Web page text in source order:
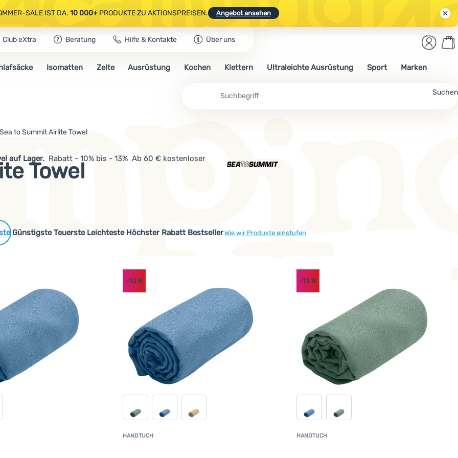
SALE IST DA. 10 000+PRODUKTE ZU AKTIONSPREISEN. Angebot ansehen
CAMPING- & WANDERAUSRÜSTUNG.CODE OUT10 NUTZEN.
SALE IST DA.10 000+PRODUKTE ZU AKTIONSPREISEN. Angebot ansehen
Club eXtra Beratung Hilfe & Kontakte Über uns
Suchen
Anmelden
Isomatten Zelte Ausrüstung Kochen Klettern Ultraleichte Ausrüstung Sport Marken
Sea to Summit Airlite Towel
Towel
auf Lager. Rabatt - 10% bis - 13% Ab 60 € kostenloser
Günstigste Teuerste Leichteste Höchster Rabatt BestsellerWie wir Produkte einstufen
Produkte
HANDTUCH
-10%
HANDTUCH
-13 %